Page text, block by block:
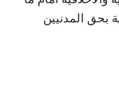
بحق المدنيين